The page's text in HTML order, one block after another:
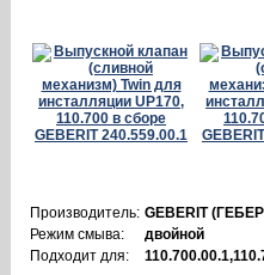
Производитель: GEBERIT
Режим смыва:
двойной
Подходит для: